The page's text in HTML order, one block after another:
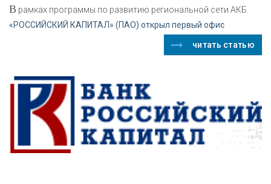
В рамках программы по развитию региональной сети АКБ
«РОССИЙСКИЙ КАПИТАЛ» (ПАО) открыл первый офис
читать статью